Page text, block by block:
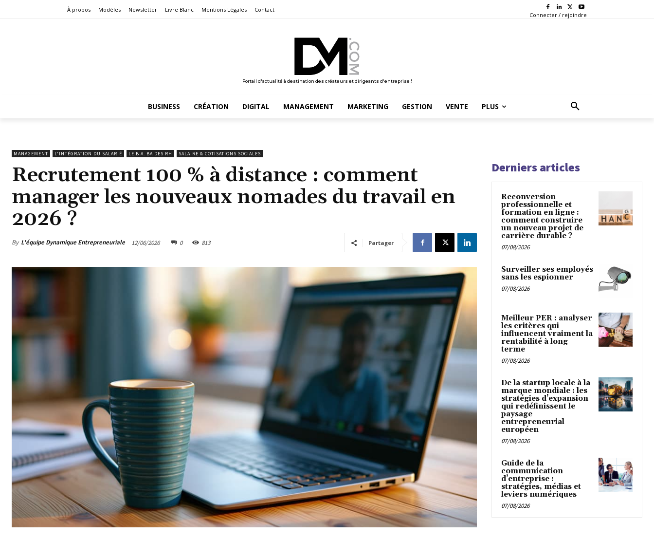
À propos Modèles Newsletter Livre Blanc Mentions Légales Contact
Connecter / rejoindre
Portail d'actualité à destination des créateurs et dirigeants d'entreprise !
BUSINESS CRÉATION DIGITAL MANAGEMENT MARKETING GESTION VENTE PLUS
MANAGEMENT L'INTÉGRATION DU SALARIÉ LE B.A. BA DES RH SALAIRE & COTISATIONS SOCIALES
Recrutement 100 % à distance : comment
manager les nouveaux nomades du travail en
2026 ?
By L'équipe Dynamique Entrepreneuriale 12/06/2026 0 813 Partager
Derniers articles
Reconversion
professionnelle et
formation en ligne :
comment construire
un nouveau projet de
carrière durable ?
07/08/2026
Surveiller ses employés
sans les espionner
07/08/2026
Meilleur PER : analyser
les critères qui
influencent vraiment la
rentabilité à long
terme
07/08/2026
De la startup locale à la
marque mondiale : les
stratégies d’expansion
qui redéfinissent le
paysage
entrepreneurial
européen
07/08/2026
Guide de la
communication
d’entreprise :
stratégies, médias et
leviers numériques
07/08/2026